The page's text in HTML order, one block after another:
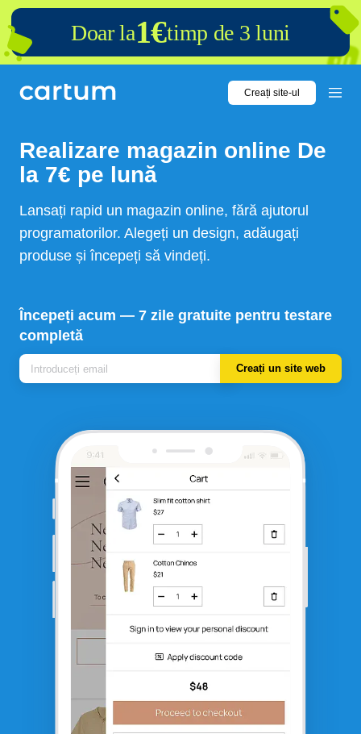
Doar la1€timp de 3 luni
Creați site-ul
Realizare magazin online De
la 7€ pe lună
Lansați rapid un magazin online, fără ajutorul
programatorilor. Alegeți un design, adăugați
produse și începeți să vindeți.
Începeți acum — 7 zile gratuite pentru testare
completă
Creați un site web